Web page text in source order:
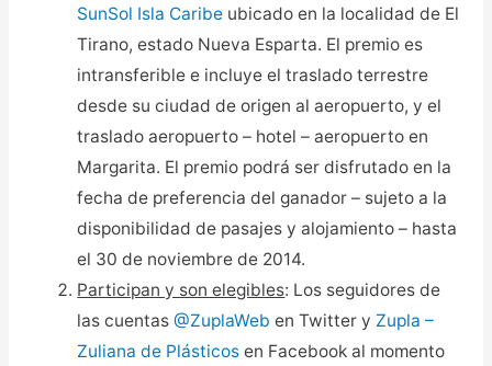
SunSol Isla Caribe ubicado en la localidad de El
Tirano, estado Nueva Esparta. El premio es
intransferible e incluye el traslado terrestre
desde su ciudad de origen al aeropuerto, y el
traslado aeropuerto – hotel – aeropuerto en
Margarita. El premio podrá ser disfrutado en la
fecha de preferencia del ganador – sujeto a la
disponibilidad de pasajes y alojamiento – hasta
el 30 de noviembre de 2014.
Participan y son elegibles: Los seguidores de
las cuentas@ZuplaWeb en Twitter y Zupla –
Zuliana de Plásticos en Facebook al momento